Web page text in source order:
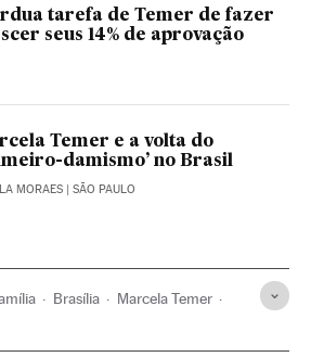
tarefa de Temer de fazer
seus 14% de aprovação
Temer e a volta do
damismo’ no Brasil
MORAES | SÃO PAULO
Brasília Marcela Temer